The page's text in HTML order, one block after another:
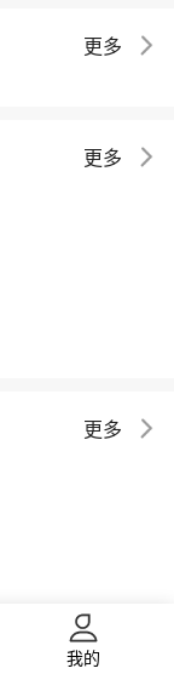
更多
更多
更多
我的